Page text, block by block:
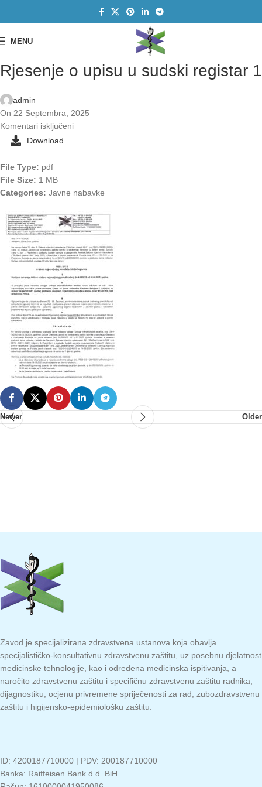
MENU
Rjesenje o upisu u sudski registar 1
admin
On 22 Septembra, 2025
Komentari isključeni
Download
File Type: pdf
File Size: 1 MB
Categories: Javne nabavke
Newer Older
Zavod je specijalizirana zdravstvena ustanova koja obavlja
specijalističko-konsultativnu zdravstvenu zaštitu, uz posebnu djelatnost
medicinske tehnologije, kao i određena medicinska ispitivanja, a
naročito zdravstvenu zaštitu i specifičnu zdravstvenu zaštitu radnika,
dijagnostiku, ocjenu privremene spriječenosti za rad, zubozdravstvenu
zaštitu i higijensko-epidemiološku zaštitu.
ID: 4200187710000 | PDV: 200187710000
Banka: Raiffeisen Bank d.d. BiH